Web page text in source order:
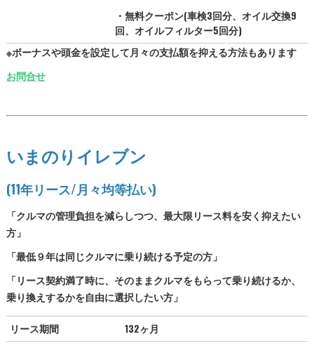
・無料クーポン(車検3回分、オイル交換9
回、オイルフィルター5回分)
※ボーナスや頭金を設定して月々の支払額を抑える方法もあります
お問合せ
いまのりイレブン
(11年リース/月々均等払い)
「クルマの管理負担を減らしつつ、最大限リース料を安く抑えたい
方」
「最低９年は同じクルマに乗り続ける予定の方」
「リース契約満了時に、そのままクルマをもらって乗り続けるか、
乗り換えするかを自由に選択したい方」
リース期間
132ヶ月